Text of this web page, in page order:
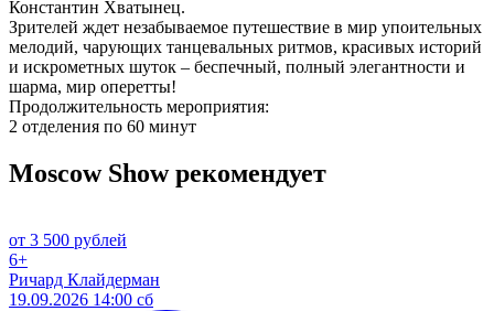
Константин Хватынец.
Зрителей ждет незабываемое путешествие в мир упоительных
мелодий, чарующих танцевальных ритмов, красивых историй
и искрометных шуток – беспечный, полный элегантности и
шарма, мир оперетты!
Продолжительность мероприятия:
2 отделения по 60 минут
Moscow Show рекомендует
от 3 500 рублей
6+
Ричард Клайдерман
19.09.2026 14:00 сб